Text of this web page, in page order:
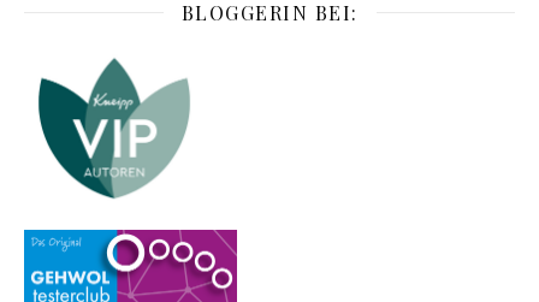
BLOGGERIN BEI: